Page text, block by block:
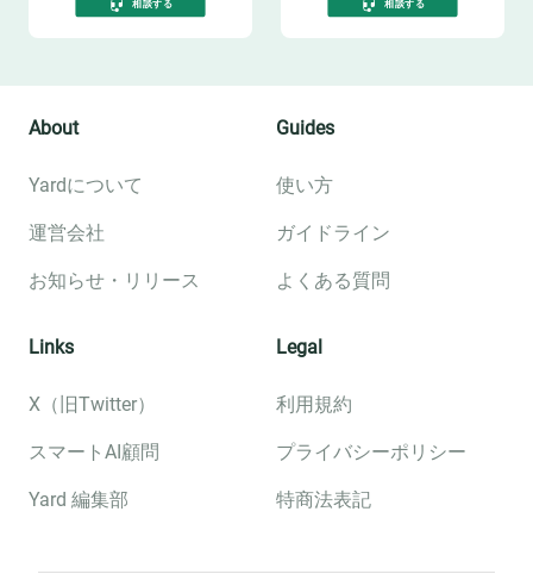
相談する 相談する
About
Yardについて
運営会社
お知らせ・リリース
Guides
使い方
ガイドライン
よくある質問
Links
X（旧Twitter）
スマートAI顧問
Yard 編集部
Legal
利用規約
プライバシーポリシー
特商法表記